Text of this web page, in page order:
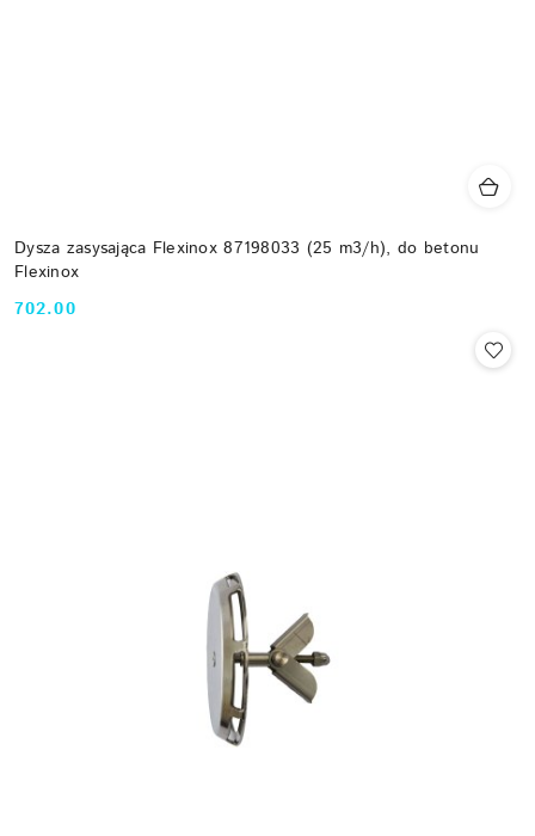
Dysza zasysająca Flexinox 87198033 (25 m3/h), do betonu
Flexinox
Cena:
702.00